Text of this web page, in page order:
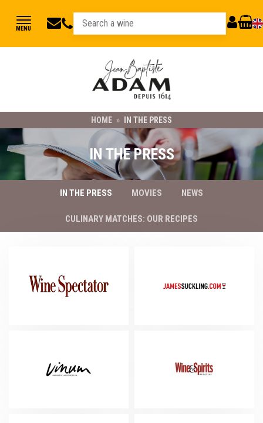
jbadam@jb-
03
89
78
MY CART
MENU
HOME » IN THE PRESS
IN THE PRESS
IN THE PRESS MOVIES NEWS
CULINARY MATCHES: OUR RECIPES
WINE SPECTATOR JAMES SUCKLING
VINUM WINE&SPIRITS